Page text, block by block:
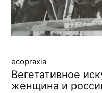
ecopraxia
Вегетативное
женщина и